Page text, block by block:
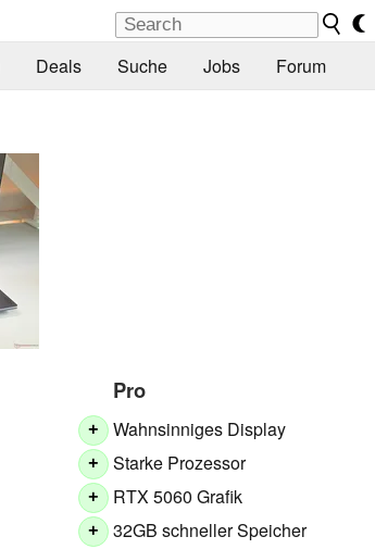
Deals Suche Jobs Forum
Pro
+ Wahnsinniges Display
+ Starke Prozessor
+ RTX 5060 Grafik
+ 32GB schneller Speicher